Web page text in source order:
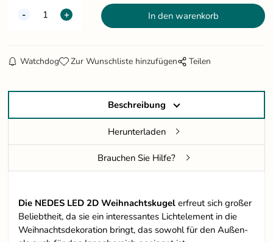
Watchdog Zur Wunschliste hinzufügen Teilen
Beschreibung
Herunterladen
Brauchen Sie Hilfe?
Die NEDES LED 2D Weihnachtskugel erfreut sich großer
Beliebtheit, da sie ein interessantes Lichtelement in die
Weihnachtsdekoration bringt, das sowohl für den Außen-